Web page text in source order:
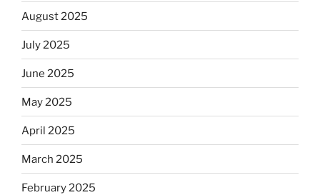
August 2025
July 2025
June 2025
May 2025
April 2025
March 2025
February 2025